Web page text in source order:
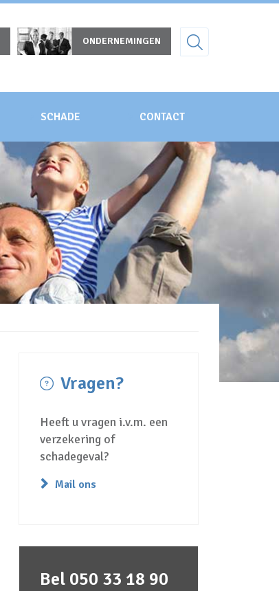
ONDERNEMINGEN
SCHADE CONTACT
Vragen?
Heeft u vragen i.v.m. een
verzekering of
schadegeval?
Mail ons
Bel 050 33 18 90